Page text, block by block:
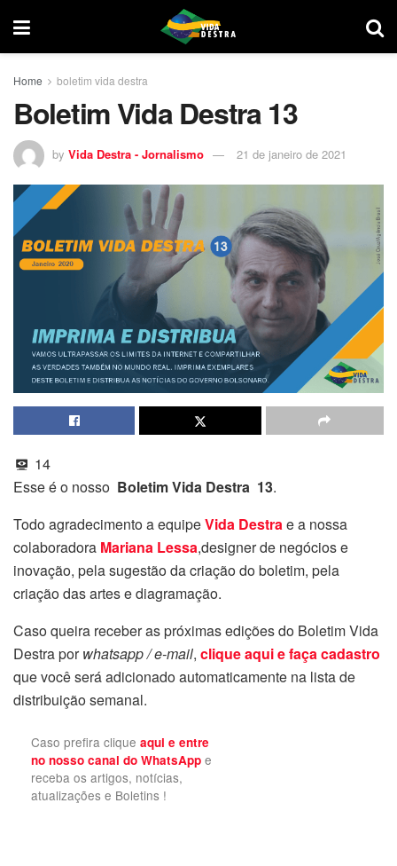
Home boletim vida destra
Boletim Vida Destra 13
by Vida Destra - Jornalismo 21 de janeiro de 2021
14
Esse é o nosso Boletim Vida Destra 13.
Todo agradecimento a equipeVida Destrae a nossa
colaboradora Mariana Lessa,designer de negócios e
inovação, pela sugestão da criação do boletim, pela
criação das artes e diagramação.
Caso queira receber as próximas edições do Boletim Vida
Destra porwhatsapp / e-mail, clique aqui e faça cadastro
que você será adicionado automaticamente na lista de
distribuição semanal.
Caso prefira clique aqui e entre
no nosso canal do WhatsApp e
receba os artigos, notícias,
atualizações e Boletins !